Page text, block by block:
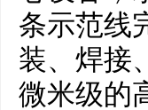
条示范线
装、焊接
微米级的